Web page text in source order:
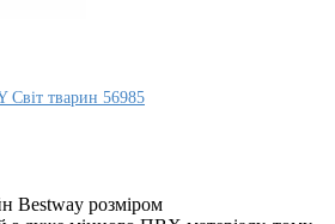
Світ тварин 56985
Bestway розміром